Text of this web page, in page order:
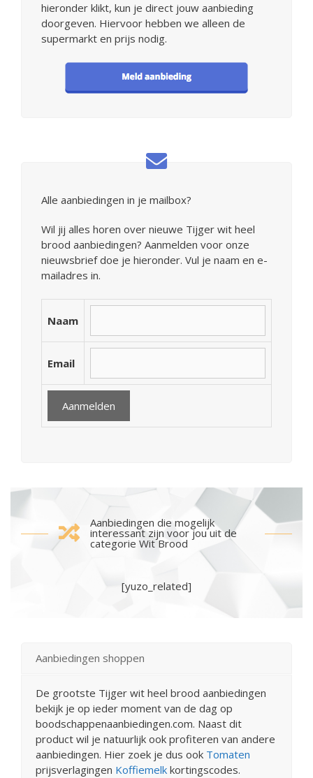
hieronder klikt, kun je direct jouw aanbieding
doorgeven. Hiervoor hebben we alleen de
supermarkt en prijs nodig.
Alle aanbiedingen in je mailbox?
Wil jij alles horen over nieuwe Tijger wit heel
brood aanbiedingen? Aanmelden voor onze
nieuwsbrief doe je hieronder. Vul je naam en e-
mailadres in.
Naam
Email
Aanbiedingen die mogelijk
interessant zijn voor jou uit de
categorie Wit Brood
[yuzo_related]
Aanbiedingen shoppen
De grootste Tijger wit heel brood aanbiedingen
bekijk je op ieder moment van de dag op
boodschappenaanbiedingen.com. Naast dit
product wil je natuurlijk ook profiteren van andere
aanbiedingen. Hier zoek je dus ook Tomaten
prijsverlagingen Koffiemelk kortingscodes.